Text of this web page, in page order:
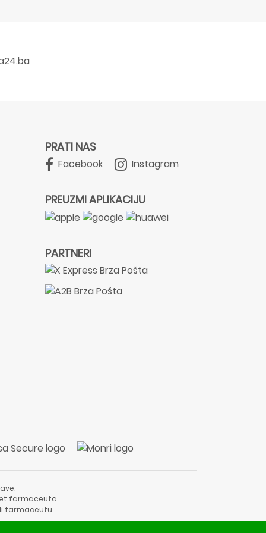
PRATI NAS
Facebook Instagram
PREUZMI APLIKACIJU
PARTNERI
farmaceuta.
farmaceutu.